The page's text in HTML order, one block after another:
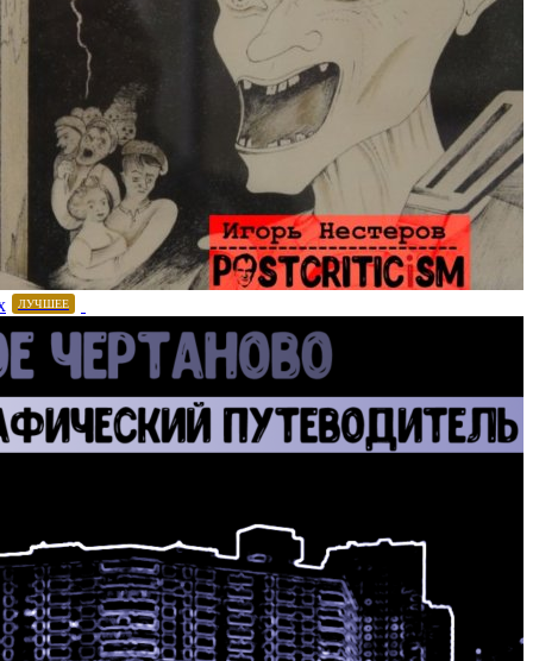
ЛУЧШЕЕ